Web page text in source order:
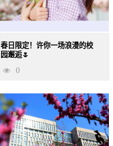
春日限定！许你一场浪漫的校
园邂逅🌷
0